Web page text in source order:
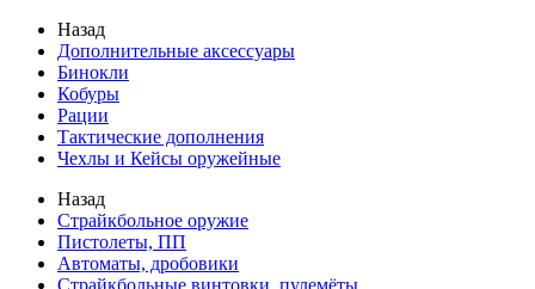
Назад
Дополнительные аксессуары
Бинокли
Кобуры
Рации
Тактические дополнения
Чехлы и Кейсы оружейные
Назад
Страйкбольное оружие
Пистолеты, ПП
Автоматы, дробовики
Страйкбольные винтовки, пулемёты